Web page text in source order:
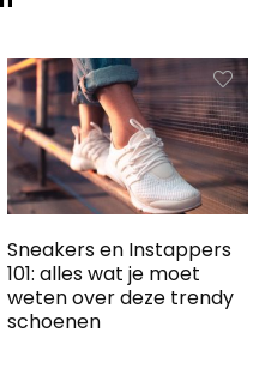
Sneakers en Instappers
101: alles wat je moet
weten over deze trendy
schoenen